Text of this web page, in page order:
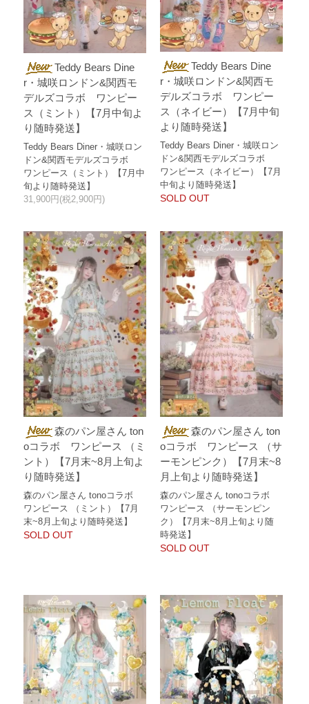
Teddy Bears Dine
r・城咲ロンドン&関西モ
デルズコラボ ワンピー
ス（ミント）【7月中旬よ
り随時発送】
Teddy Bears Diner・城咲ロン
ドン&関西モデルズコラボ
ワンピース（ミント）【7月中
旬より随時発送】
31,900円(税2,900円)
Teddy Bears Dine
r・城咲ロンドン&関西モ
デルズコラボ ワンピー
ス（ネイビー）【7月中旬
より随時発送】
Teddy Bears Diner・城咲ロン
ドン&関西モデルズコラボ
ワンピース（ネイビー）【7月
中旬より随時発送】
SOLD OUT
森のパン屋さん ton
oコラボ ワンピース （ミ
ント）【7月末~8月上旬よ
り随時発送】
森のパン屋さん tonoコラボ
ワンピース （ミント）【7月
末~8月上旬より随時発送】
SOLD OUT
森のパン屋さん ton
oコラボ ワンピース （サ
ーモンピンク）【7月末~8
月上旬より随時発送】
森のパン屋さん tonoコラボ
ワンピース （サーモンピン
ク）【7月末~8月上旬より随
時発送】
SOLD OUT